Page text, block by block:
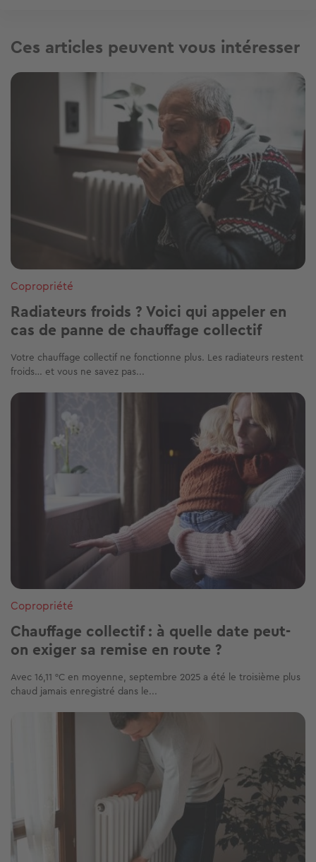
Ces articles peuvent vous intéresser
Image
Copropriété
Radiateurs froids ? Voici qui appeler en
cas de panne de chauffage collectif
Votre chauffage collectif ne fonctionne plus. Les radiateurs restent
froids… et vous ne savez pas...
Image
Copropriété
Chauffage collectif : à quelle date peut-
on exiger sa remise en route ?
Avec 16,11 °C en moyenne, septembre 2025 a été le troisième plus
chaud jamais enregistré dans le...